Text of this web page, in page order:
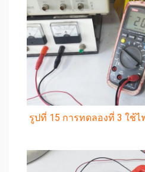
รูปที่ 15 การทดลองที่ 3 ใช้ไ